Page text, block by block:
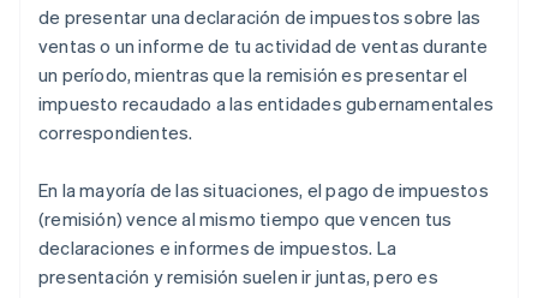
Utah
Vermont
Virginia
Virginia Occidental
Wisconsin
de presentar una declaración de impuestos sobre las
ventas o un informe de tu actividad de ventas durante
un período, mientras que la remisión es presentar el
impuesto recaudado a las entidades gubernamentales
correspondientes.
En la mayoría de las situaciones, el pago de impuestos
(remisión) vence al mismo tiempo que vencen tus
declaraciones e informes de impuestos. La
presentación y remisión suelen ir juntas, pero es